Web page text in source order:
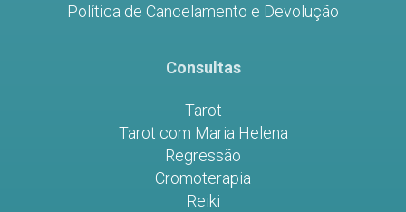
Política de Cancelamento e Devolução
Consultas
Tarot
Tarot com Maria Helena
Regressão
Cromoterapia
Reiki